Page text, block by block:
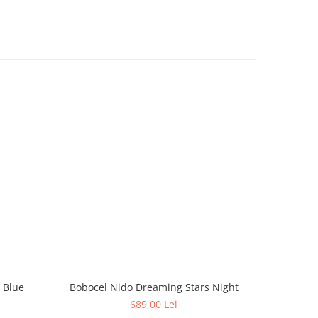
Blue
Bobocel Nido Dreaming Stars Night
689,00 Lei